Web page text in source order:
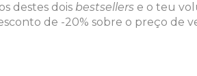
destes dois bestsellers e o teu
de -20% sobre o preço de